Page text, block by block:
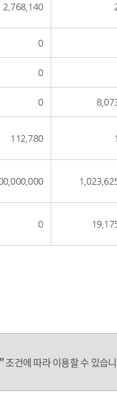
2,768,140
0
0
0
112,780
0
조건에 따라 이용할 수 있습